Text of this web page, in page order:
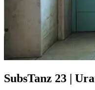
SubsTanz 23 |